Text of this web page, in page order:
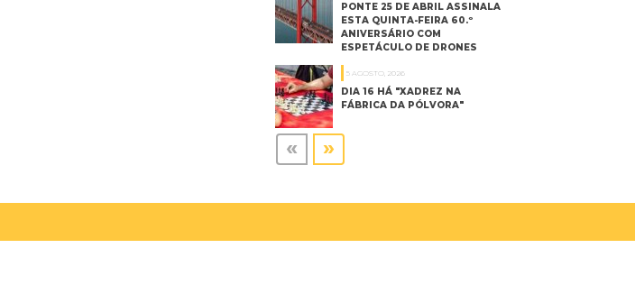
PONTE 25 DE ABRIL ASSINALA
ESTA QUINTA-FEIRA 60.º
ANIVERSÁRIO COM
ESPETÁCULO DE DRONES
5 AGOSTO, 2026
DIA 16 HÁ "XADREZ NA
FÁBRICA DA PÓLVORA"
« »